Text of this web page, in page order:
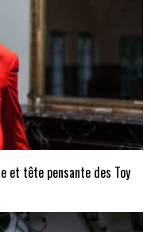
et tête pensante des Toy